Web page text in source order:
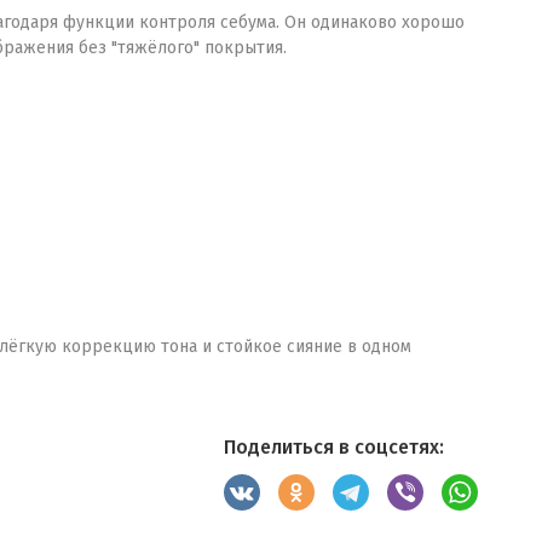
функции контроля себума. Он одинаково хорошо
без "тяжёлого" покрытия.
коррекцию тона и стойкое сияние в одном
Поделиться в соцсетях: